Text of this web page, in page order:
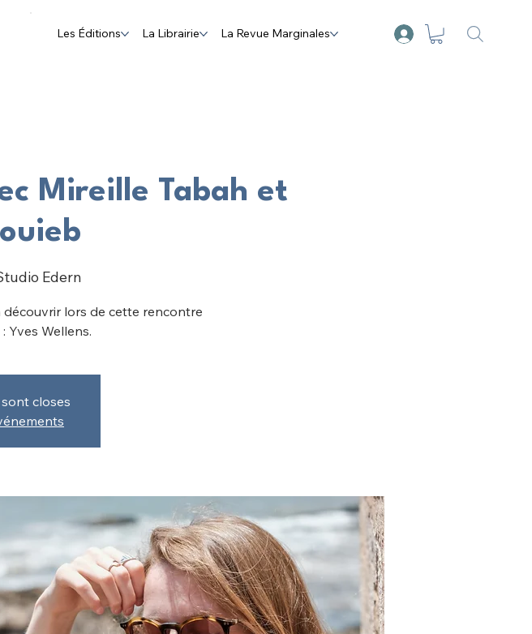
Les Éditions La Librairie La Revue Marginales
Mireille Tabah et
Edern
lors de cette rencontre
Yves Wellens.
closes